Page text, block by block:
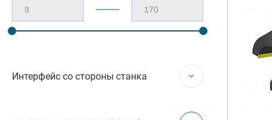
Интерфейс со стороны станка